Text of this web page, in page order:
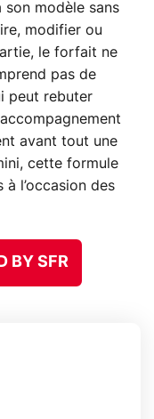
son modèle sans
modifier ou
le forfait ne
pas de
peut rebuter
avant tout une
cette formule
l’occasion des
BY SFR